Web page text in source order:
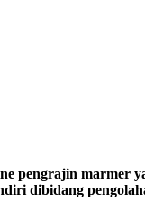
pengrajin marmer
dibidang